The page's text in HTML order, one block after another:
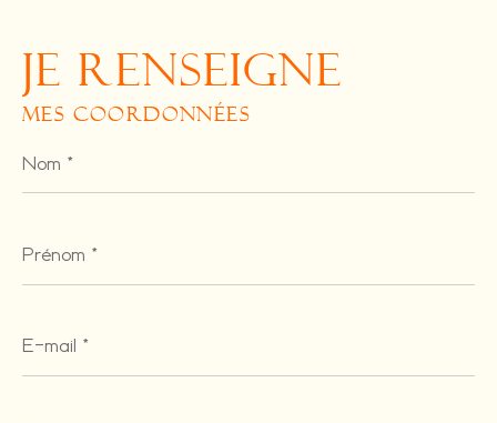
JE RENSEIGNE
MES COORDONNÉES
*
*
mail
*